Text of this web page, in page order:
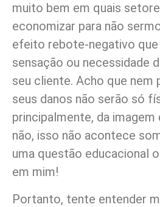
muito bem em quais
economizar para não
efeito rebote-negativo que
sensação ou necessidade
seu cliente. Acho que nem
seus danos não serão só
principalmente, da imagem
não, isso não acontece
uma questão educacional
em mim!
Portanto, tente entender